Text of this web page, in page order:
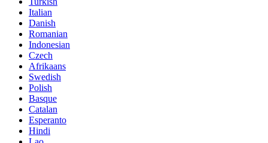
Italian
Danish
Romanian
Indonesian
Czech
Afrikaans
Swedish
Polish
Basque
Catalan
Esperanto
Hindi